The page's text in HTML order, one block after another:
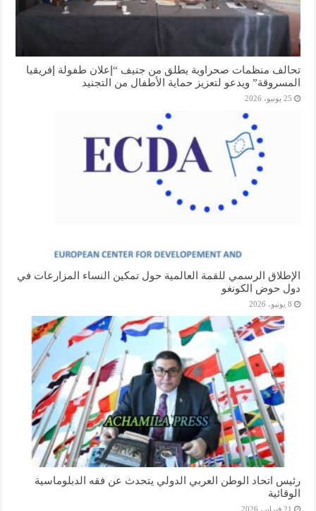
تحالف منظمات صحراوية يطلق من جنيف “إعلان طفولة إفريقيا
المسروقة” ويدعو لتعزيز حماية الأطفال من التجنيد
25 يونيو، 2026
الإطلاق الرسمي للقمة العالمية حول تمكين النساء المزارعات في
دول حوض الكونغو
8 يونيو، 2026
رئيس اتحاد الوطن العربي الدولي يتحدث عن فقه الدبلوماسية
الوقائية
21 فبراير، 2026